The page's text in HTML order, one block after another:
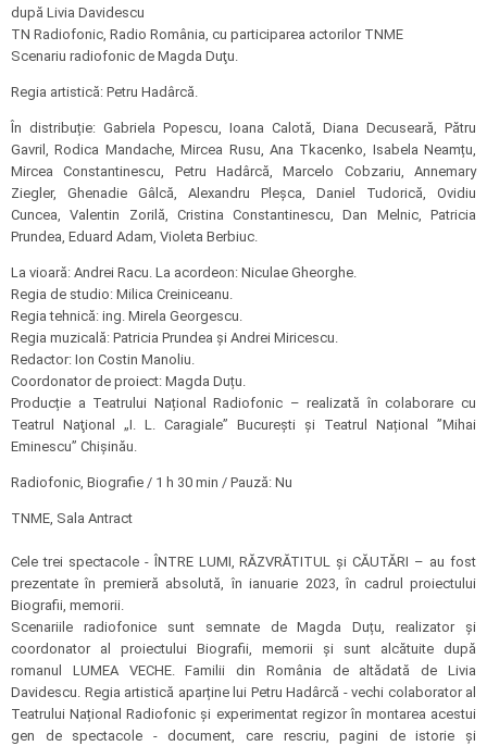
după Livia Davidescu
TN Radiofonic, Radio România, cu participarea actorilor TNME
Scenariu radiofonic de Magda Duţu.
Regia artistică: Petru Hadârcă.
În distribuție: Gabriela Popescu, Ioana Calotă, Diana Decuseară, Pătru
Gavril, Rodica Mandache, Mircea Rusu, Ana Tkacenko, Isabela Neamțu,
Mircea Constantinescu, Petru Hadârcă, Marcelo Cobzariu, Annemary
Ziegler, Ghenadie Gâlcă, Alexandru Pleșca, Daniel Tudorică, Ovidiu
Cuncea, Valentin Zorilă, Cristina Constantinescu, Dan Melnic, Patricia
Prundea, Eduard Adam, Violeta Berbiuc.
La vioară: Andrei Racu. La acordeon: Niculae Gheorghe.
Regia de studio: Milica Creiniceanu.
Regia tehnică: ing. Mirela Georgescu.
Regia muzicală: Patricia Prundea și Andrei Miricescu.
Redactor: Ion Costin Manoliu.
Coordonator de proiect: Magda Duțu.
Producție a Teatrului Național Radiofonic – realizată în colaborare cu
Teatrul Naţional „I. L. Caragiale” Bucureşti şi Teatrul Național ”Mihai
Eminescu” Chișinău.
Radiofonic, Biografie / 1 h 30 min / Pauză: Nu
TNME, Sala Antract
Cele trei spectacole - ÎNTRE LUMI, RĂZVRĂTITUL și CĂUTĂRI – au fost
prezentate în premieră absolută, în ianuarie 2023, în cadrul proiectului
Biografii, memorii.
Scenariile radiofonice sunt semnate de Magda Duțu, realizator și
coordonator al proiectului Biografii, memorii și sunt alcătuite după
romanul LUMEA VECHE. Familii din România de altădată de Livia
Davidescu. Regia artistică aparține lui Petru Hadârcă - vechi colaborator al
Teatrului Național Radiofonic și experimentat regizor în montarea acestui
gen de spectacole - document, care rescriu, pagini de istorie și